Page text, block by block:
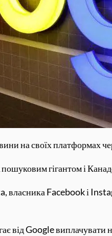
на своїх платформах
пошуковим гігантом і
Facebook і
від Google